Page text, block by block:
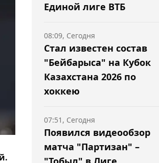
Единой лиге ВТБ
Стал известен состав
"Бейбарыса" на Кубок
Казахстана 2026 по
хоккею
08:09, Сегодня
Появился видеообзор
матча "Партизан" –
07:51, Сегодня